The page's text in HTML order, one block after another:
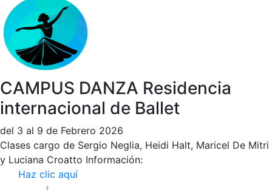
CAMPUS DANZA Residencia
internacional de Ballet
del 3 al 9 de Febrero 2026
Clases cargo de Sergio Neglia, Heidi Halt, Maricel De Mitri
y Luciana Croatto Información:
Haz clic aquí